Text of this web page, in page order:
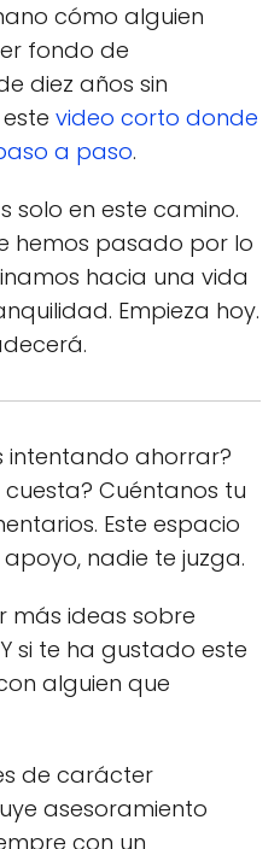
cómo alguien
fondo de
diez años sin
video corto donde
a paso.
solo en este camino.
hemos pasado por lo
hacia una vida
Empieza hoy.
intentando ahorrar?
Cuéntanos tu
Este espacio
nadie te juzga.
más ideas sobre
si te ha gustado este
alguien que
de carácter
asesoramiento
con un